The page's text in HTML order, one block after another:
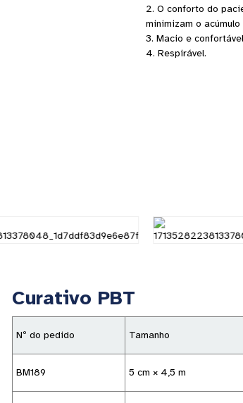
2. O conforto do
minimizam o
3. Macio e
4. Respirável.
Curativo PBT
Nº do pedido Tamanho
BM189 5 cm × 4,5 m